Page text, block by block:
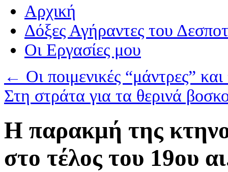
Αρχική
Δόξες Αγήραντες του
Οι Eργασίες μου
← Οι ποιμενικές “μάντρες”
Στη στράτα για τα θερινά
Η παρακμή της
στο τέλος του 19ου